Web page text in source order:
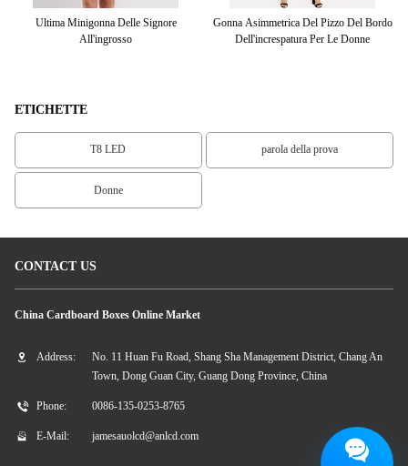
Ultima Minigonna Delle Signore
All'ingrosso
Gonna Asimmetrica Del Pizzo Del Bordo
Dell'increspatura Per Le Donne
ETICHETTE
T8 LED parola della prova
Donne
CONTACT US
China Cardboard Boxes Online Market
Address:
No. 11 Huan Fu Road, Shang Sha Management District, Chang An
Town, Dong Guan City, Guang Dong Province, China
Phone: 0086-135-0253-8765
E-Mail: jamesauolcd@anlcd.com